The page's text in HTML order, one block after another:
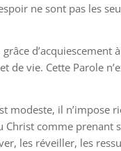
ne sont pas les
d’acquiescement
vie. Cette Parole
modeste, il
comme
les réveiller, les